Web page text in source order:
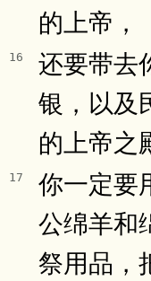
的上帝，
16
还要带去
银，以及
的上帝之
17
你一定要
公绵羊和
祭用品，